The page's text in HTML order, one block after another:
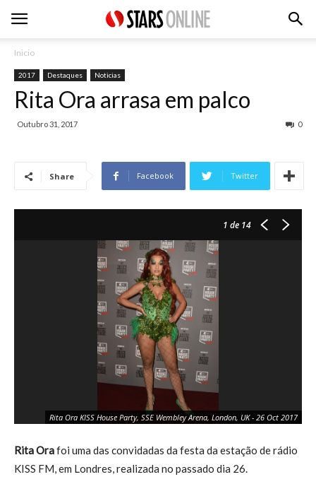
Inicio
2017 Destaques Noticias
Rita Ora arrasa em palco
Outubro 31, 2017 0
Share Facebook Twitter
1 de 14
Rita Ora KISS House Party, SSE Wembley Arena, London, UK - 26 Oct 2017
Rita Orafoi uma das convidadas da festa da estação de rádio
KISS FM, em Londres, realizada no passado dia 26.